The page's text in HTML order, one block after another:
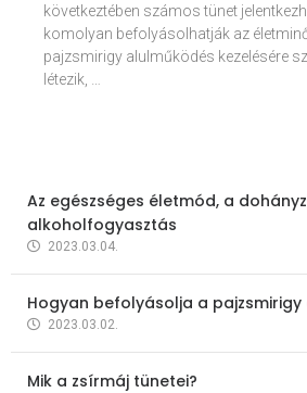
következtében számos tünet
komolyan befolyásolhatják az
pajzsmirigy alulműködés kezelésére
létezik, …
Az egészséges életmód, a
alkoholfogyasztás
2023.03.04.
Hogyan befolyásolja a
2023.03.02.
Mik a zsírmáj tünetei?